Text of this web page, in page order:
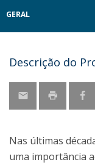
GERAL
Descrição do
Nas últimas
uma importância